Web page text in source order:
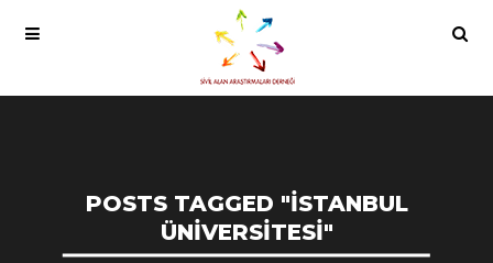
POSTS TAGGED "ISTANBUL
ÜNIVERSITESI"